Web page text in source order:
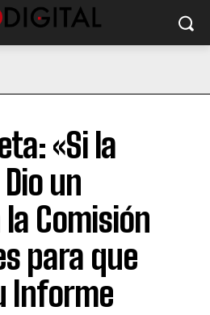
«Si la
un
Comisión
para que
Informe